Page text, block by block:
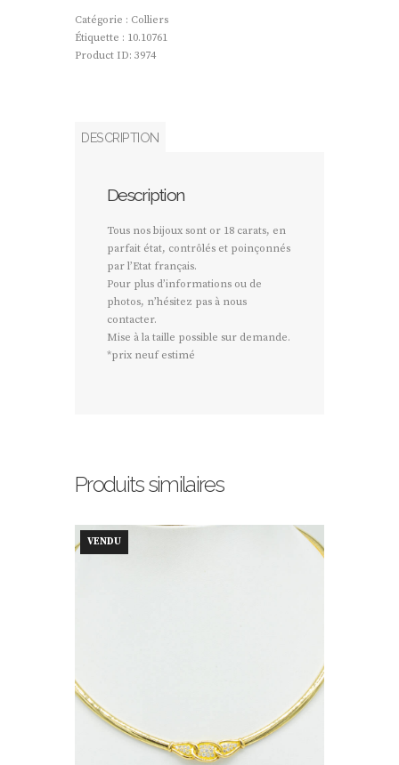
Catégorie : Colliers
Étiquette : 10.10761
Product ID: 3974
DESCRIPTION
Description
Tous nos bijoux sont or 18 carats, en
parfait état, contrôlés et poinçonnés
par l’Etat français.
Pour plus d’informations ou de
photos, n’hésitez pas à nous
contacter.
Mise à la taille possible sur demande.
*prix neuf estimé
Produits similaires
VENDU